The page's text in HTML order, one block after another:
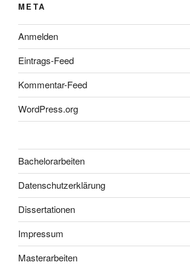
META
Anmelden
Eintrags-Feed
Kommentar-Feed
WordPress.org
Bachelorarbeiten
Datenschutzerklärung
Dissertationen
Impressum
Masterarbeiten